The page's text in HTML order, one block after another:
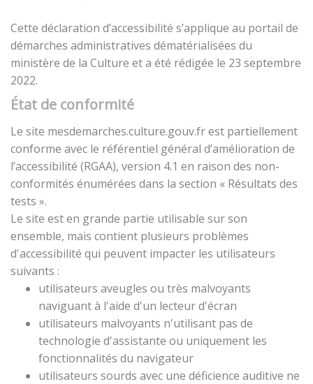
Cette déclaration d’accessibilité s’applique au portail de
démarches administratives dématérialisées du
ministère de la Culture et a été rédigée le 23 septembre
2022.
État de conformité
Le site mesdemarches.culture.gouv.fr est partiellement
conforme avec le référentiel général d’amélioration de
l’accessibilité (RGAA), version 4.1 en raison des non-
conformités énumérées dans la section « Résultats des
tests ».
Le site est en grande partie utilisable sur son
ensemble, mais contient plusieurs problèmes
d'accessibilité qui peuvent impacter les utilisateurs
suivants :
utilisateurs aveugles ou très malvoyants
naviguant à l'aide d'un lecteur d'écran
utilisateurs malvoyants n'utilisant pas de
technologie d'assistante ou uniquement les
fonctionnalités du navigateur
utilisateurs sourds avec une déficience auditive ne